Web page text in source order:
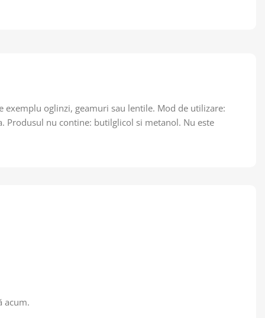
exemplu oglinzi, geamuri sau lentile. Mod de utilizare:
Produsul nu contine: butilglicol si metanol. Nu este
acum.